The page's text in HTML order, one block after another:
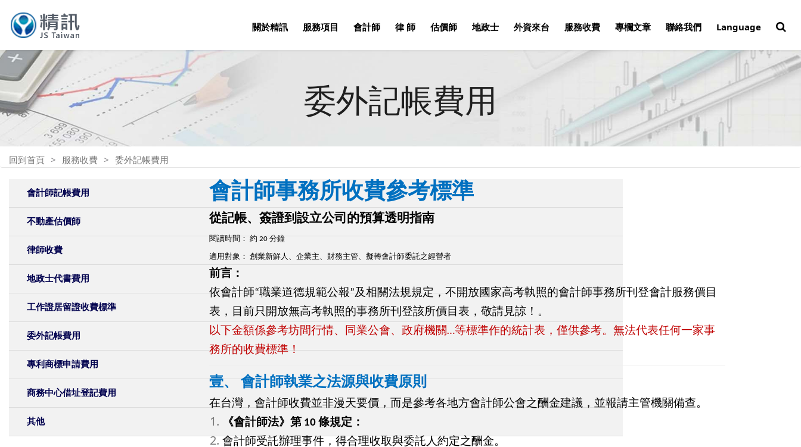
關於精訊 服務項目 會計師 律 師 估價師 地政士 外資來台 服務收費 專欄文章 聯絡我們 Language
委外記帳費用
回到首頁 服務收費 委外記帳費用
會計師記帳費用
不動產估價師
律師收費
地政士代書費用
工作證居留證收費標準
委外記帳費用
專利商標申請費用
商務中心借址登記費用
其他
會計師事務所收費參考標準
從記帳、簽證到設立公司的預算透明指南
閱讀時間： 約 20 分鐘
適用對象： 創業新鮮人、企業主、財務主管、擬轉會計師委託之經營者
前言：
依會計師“職業道德規範公報”及相關法規規定，不開放國家高考執照的會計師事務所刊登會計服務價目
表，目前只開放無高考執照的事務所刊登該所價目表，敬請見諒！。
以下金額係參考坊間行情、同業公會、政府機關…等標準作的統計表，僅供參考。無法代表任何一家事
務所的收費標準！
壹、 會計師執業之法源與收費原則
在台灣，會計師收費並非漫天要價，而是參考各地方會計師公會之酬金建議，並報請主管機關備查。
《會計師法》第 10 條規定：
會計師受託辦理事件，得合理收取與委託人約定之酬金。